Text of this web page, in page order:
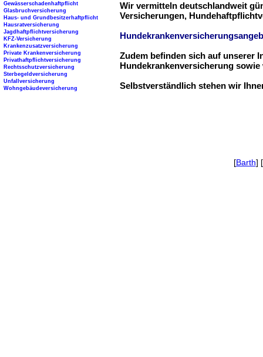
Wir vermitteln deutschlandweit
Versicherungen,
Zudem befinden sich auf unserer
Hundekrankenversicherung
Selbstverständlich stehen wir
Gewässerschadenhaftpflicht
Glasbruchversicherung
Haus- und Grundbesitzerhaftpflicht
Hausratversicherung
Jagdhaftpflichtversicherung
KFZ-Versicherung
Krankenzusatzversicherung
Private Krankenversicherung
Privathaftpflichtversicherung
Rechtsschutzversicherung
Sterbegeldversicherung
Unfallversicherung
Wohngebäudeversicherung
[Barth] [